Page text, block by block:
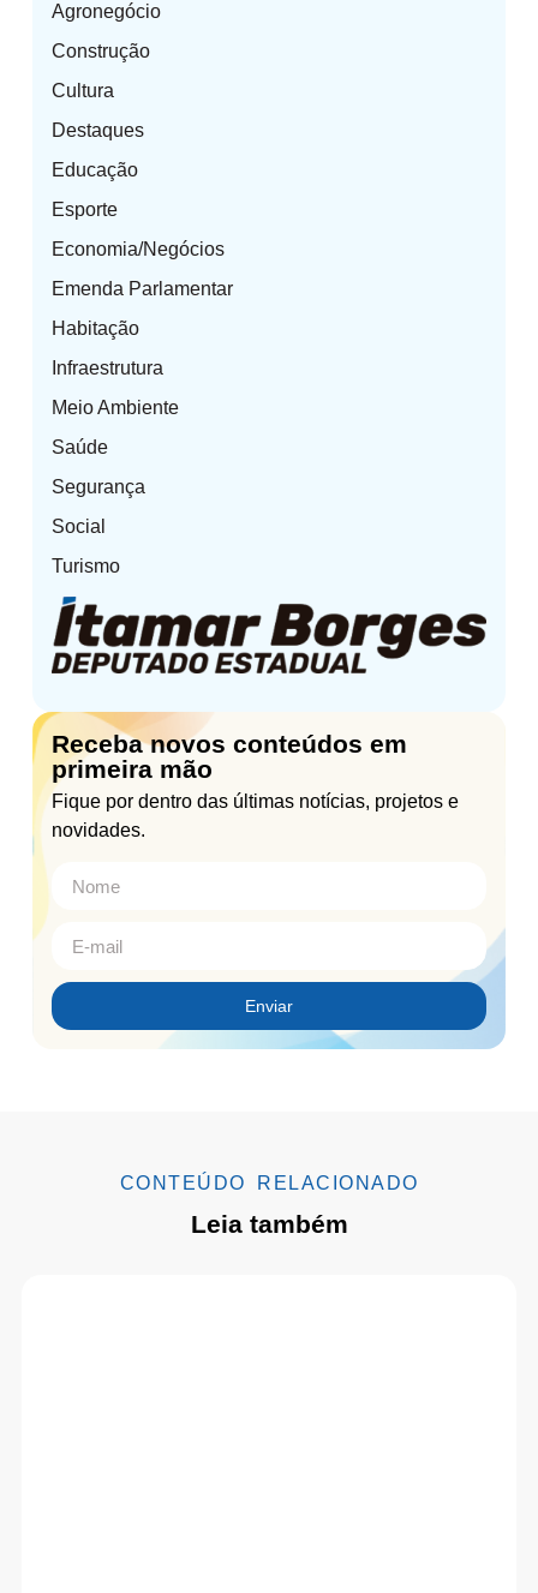
Agronegócio
Construção
Cultura
Destaques
Educação
Esporte
Economia/Negócios
Emenda Parlamentar
Habitação
Infraestrutura
Meio Ambiente
Saúde
Segurança
Social
Turismo
Receba novos conteúdos em
primeira mão
Fique por dentro das últimas notícias, projetos e
novidades.
Enviar
CONTEÚDO RELACIONADO
Leia também